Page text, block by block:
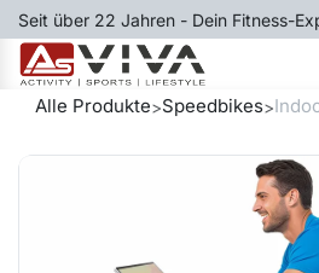
Zum Inhalt springen
Seit über 22 Jahren - Dein Fitness-
Alle Produkte Speedbikes